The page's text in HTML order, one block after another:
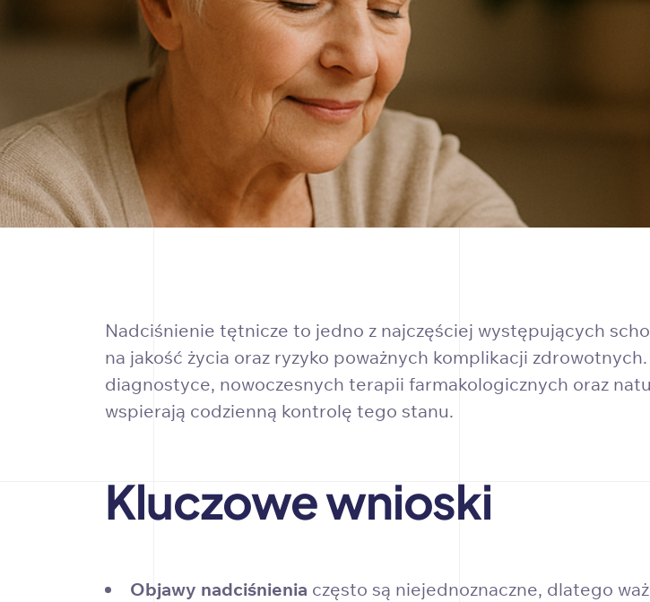
Nadciśnienie tętnicze to jedno z najczęściej występujących
na jakość życia oraz ryzyko poważnych komplikacji
diagnostyce, nowoczesnych terapii farmakologicznych oraz
wspierają codzienną kontrolę tego stanu.
Kluczowe wnioski
Objawy nadciśnienia często są niejednoznaczne, dlatego